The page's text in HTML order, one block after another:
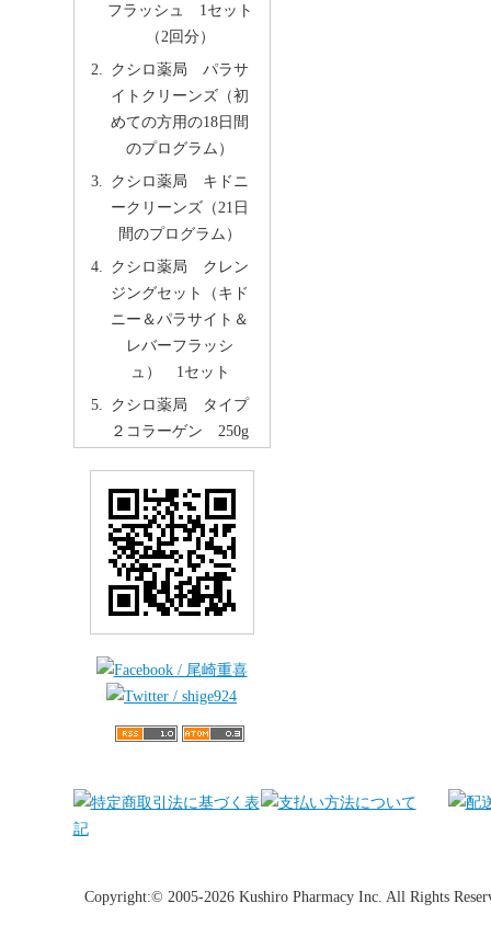
フラッシュ 1セット
（2回分）
クシロ薬局 パラサ
イトクリーンズ（初
めての方用の18日間
のプログラム）
クシロ薬局 キドニ
ークリーンズ（21日
間のプログラム）
クシロ薬局 クレン
ジングセット（キド
ニー＆パラサイト＆
レバーフラッシ
ュ） 1セット
クシロ薬局 タイプ
２コラーゲン 250g
Copyright:© 2005-2026 Kushiro Pharmacy Inc. All Rights